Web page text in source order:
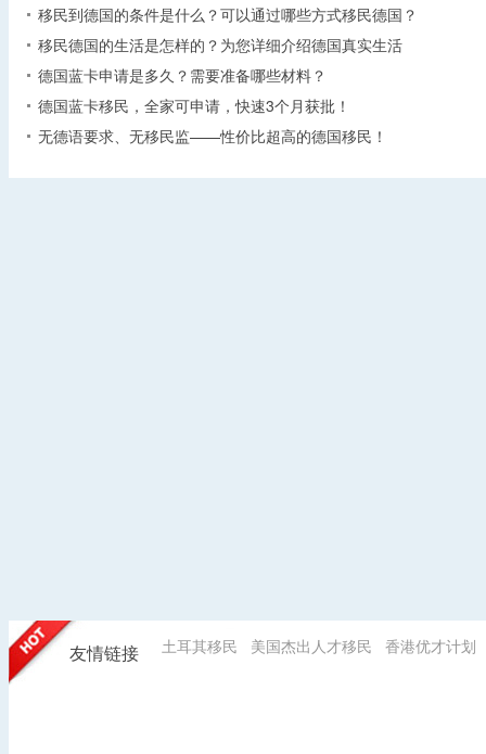
移民到德国的条件是什么？可以通过哪些方式移民德国？
移民德国的生活是怎样的？为您详细介绍德国真实生活
德国蓝卡申请是多久？需要准备哪些材料？
德国蓝卡移民，全家可申请，快速3个月获批！
无德语要求、无移民监——性价比超高的德国移民！
友情链接 土耳其移民 美国杰出人才移民 香港优才计划